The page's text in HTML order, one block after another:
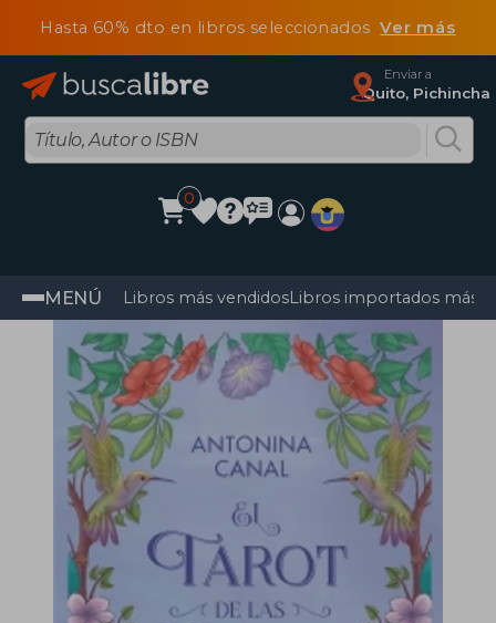
Hasta 60% dto en libros seleccionadosVer más
Enviar a
Quito, Pichincha
0
MENÚ Libros más vendidosLibros importados más